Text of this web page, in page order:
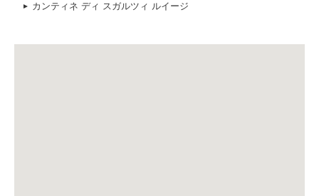
カンティネ ディ スガルツィ ルイージ